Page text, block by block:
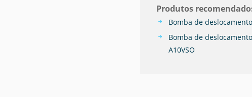
Produtos
Bomba de
Bomba de
A10VSO